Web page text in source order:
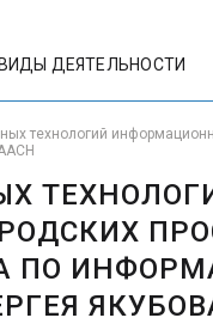
ДЕЯТЕЛЬНОСТИ
технологий
ПО